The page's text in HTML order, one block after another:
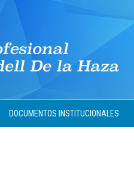
DOCUMENTOS INSTITUCIONALES